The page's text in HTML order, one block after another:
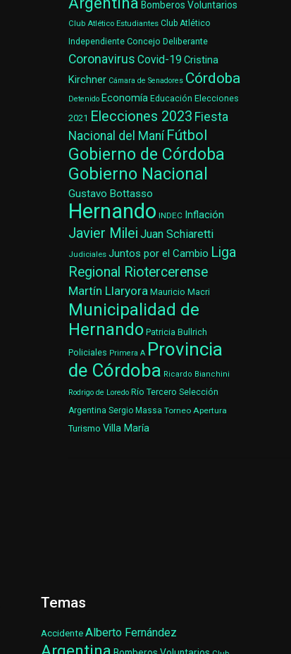
Bomberos Voluntarios
Club Atlético Estudiantes Club Atlético
Independiente Concejo Deliberante
Coronavirus Covid-19 Cristina
Kirchner Cámara de Senadores Córdoba
Detenido Economía Educación Elecciones
2021 Elecciones 2023 Fiesta
Nacional del Maní Fútbol
Gobierno de Córdoba
Gobierno Nacional
Gustavo Bottasso
Hernando INDEC Inflación
Javier Milei Juan Schiaretti
Judiciales Juntos por el Cambio Liga
Regional Riotercerense
Martín Llaryora Mauricio Macri
Municipalidad de
Hernando Patricia Bullrich
Policiales Primera A Provincia
de Córdoba Ricardo Bianchini
Rodrigo de Loredo Río Tercero Selección
Argentina Sergio Massa Torneo Apertura
Turismo Villa María
Temas
AccidenteAlberto Fernández